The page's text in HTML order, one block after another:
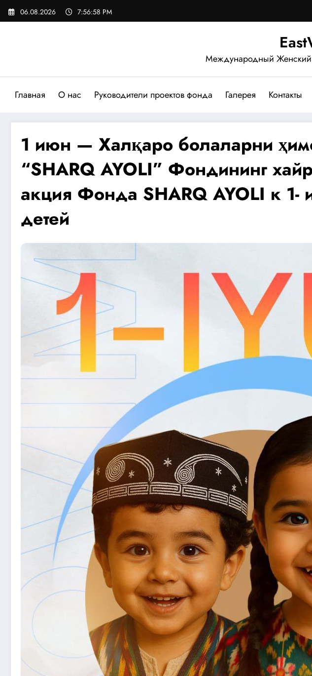
Перейти
06.08.2026 7:57:00 PM
Международный
Главная О нас Руководители проектов фонда Галерея Контакты
1 июн — Халқаро болаларни
“SHARQ AYOLI” Фондининг
акция Фонда SHARQ AYOLI к
детей